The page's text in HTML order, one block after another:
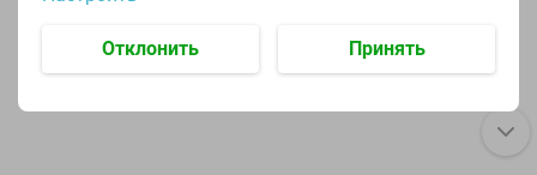
Отклонить Принять